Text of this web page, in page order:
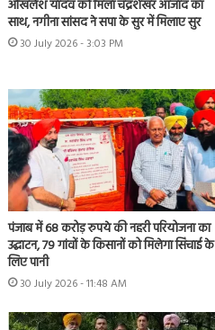
अखिलेश यादव को मिला चंद्रशेखर आजाद का
साथ, नगीना सांसद ने सपा के सुर में मिलाए सुर
30 July 2026 - 3:03 PM
पंजाब में 68 करोड़ रुपये की नहरी परियोजना का
उद्घाटन, 79 गांवों के किसानों को मिलेगा सिंचाई के
लिए पानी
30 July 2026 - 11:48 AM